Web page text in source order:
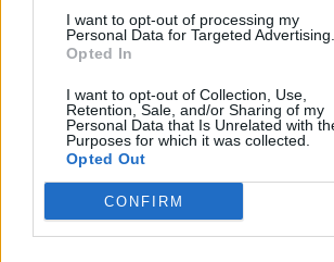
I want to opt-out of processing my
Personal Data for Targeted Advertising.
Opted In
I want to opt-out of Collection, Use,
Retention, Sale, and/or Sharing of my
Personal Data that Is Unrelated with
Purposes for which it was collected.
Opted Out
CONFIRM
Lēti un veģetāri – ņoki jeb kartupeļu
Ideja vakariņām meksikāņu gaumē! Ātri,
pats galvenais – garšos arī bērniem